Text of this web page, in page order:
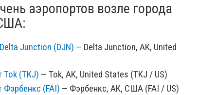
аэропортов возле города
Junction (DJN) — Delta Junction, AK, United
Tok (TKJ) — Tok, AK, United States (TKJ / US)
Фэрбенкс (FAI) — Фэрбенкс, AK, США (FAI / US)